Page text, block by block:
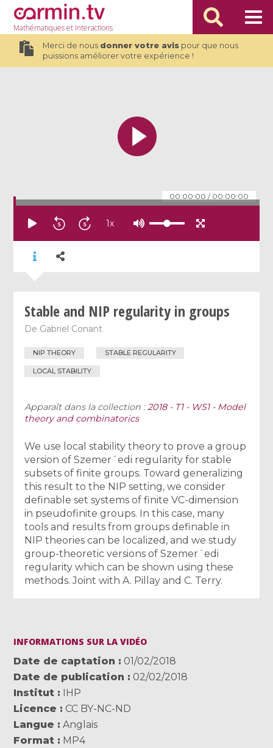
Mathématiqueset Interactions
Merci de nous donner votre avispour que nous
puissions améliorer votre expérience !
00:00:00 / 00:00:00
1x
Stable and NIP regularity in groups
De Gabriel Conant
NIP THEORY STABLE REGULARITY
LOCAL STABILITY
Apparaît dans la collection :2018 - T1 - WS1 - Model
theory and combinatorics
We use local stability theory to prove a group
version of Szemer´edi regularity for stable
subsets of finite groups. Toward generalizing
this result to the NIP setting, we consider
definable set systems of finite VC-dimension
in pseudofinite groups. In this case, many
tools and results from groups definable in
NIP theories can be localized, and we study
group-theoretic versions of Szemer´edi
regularity which can be shown using these
methods. Joint with A. Pillay and C. Terry.
INFORMATIONS SUR LA VIDÉO
Date de captation
01/02/2018
Date de publication
02/02/2018
Institut
IHP
Licence
CC BY-NC-ND
Langue
Anglais
Format
MP4